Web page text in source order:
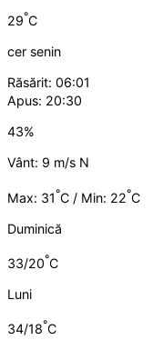
29°C
cer senin
Răsărit: 06:01
Apus: 20:30
43%
Vânt: 9 m/s N
Max: 31°C / Min: 22°C
Duminică
33/20°C
Luni
34/18°C